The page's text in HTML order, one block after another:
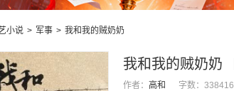
小说 > 军事 > 我和我的贼奶奶
我和我的贼奶奶
作者： 高和 字数： 338416